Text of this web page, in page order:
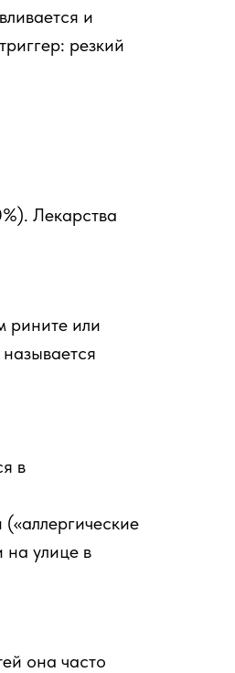
и
резкий
Лекарства
рините или
в
на улице в
она часто